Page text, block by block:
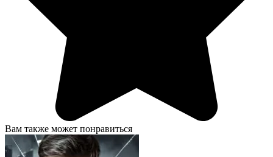
Вам также может понравиться